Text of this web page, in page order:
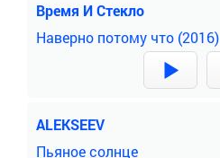
Время И Стекло
Наверно потому что (2016)
ALEKSEEV
Пьяное солнце